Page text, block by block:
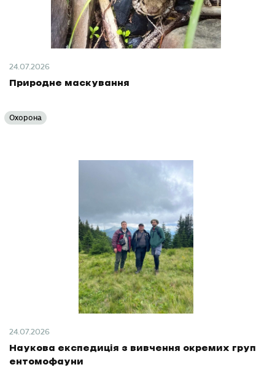
24.07.2026
Природне маскування
Охорона
24.07.2026
Наукова експедиція з вивчення окремих груп
ентомофауни